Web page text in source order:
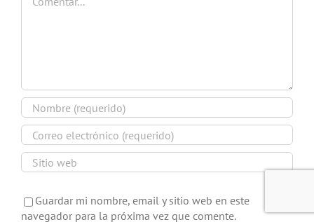
Guardar mi nombre, email y sitio web en este
navegador para la próxima vez que comente.